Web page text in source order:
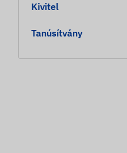
Kivitel
Tanúsítvány